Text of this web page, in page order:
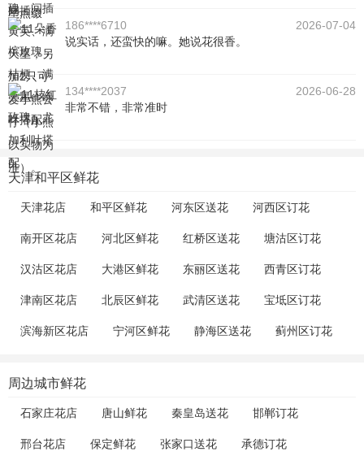
186****6710
2026-07-04
说实话，还蛮快的嘛。她说花很香。
134****2037
2026-06-28
非常不错，非常准时
天津和平区鲜花
天津花店 和平区鲜花 河东区送花 河西区订花
南开区花店 河北区鲜花 红桥区送花 塘沽区订花
汉沽区花店 大港区鲜花 东丽区送花 西青区订花
津南区花店 北辰区鲜花 武清区送花 宝坻区订花
滨海新区花店 宁河区鲜花 静海区送花 蓟州区订花
周边城市鲜花
石家庄花店 唐山鲜花 秦皇岛送花 邯郸订花
邢台花店 保定鲜花 张家口送花 承德订花